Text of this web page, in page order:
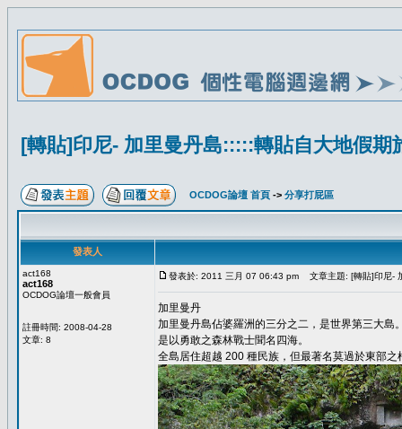
[轉貼]印尼- 加里曼丹島:::::轉貼自大地假期
OCDOG論壇 首頁 -> 分享打屁區
發表人
act168
act168
OCDOG論壇一般會員
註冊時間: 2008-04-28
文章: 8
發表於: 2011 三月 07 06:43 pm 文章主題: [轉貼]印尼-
加里曼丹
加里曼丹島佔婆羅洲的三分之二，是世界第三大
是以勇敢之森林戰士聞名四海。
全島居住超越 200 種民族，但最著名莫過於東部